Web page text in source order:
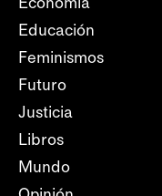
Educación
Feminismos
Futuro
Justicia
Libros
Mundo